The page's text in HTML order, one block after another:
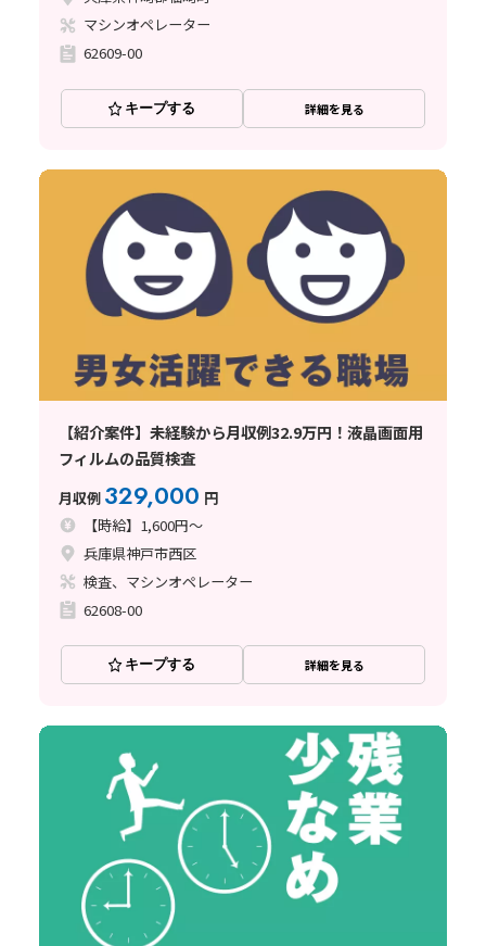
マシンオペレーター
62609-00
キープする 詳細を見る
【紹介案件】未経験から月収例32.9万円！液晶画面用
フィルムの品質検査
月収例 329,000 円
【時給】1,600円～
兵庫県神戸市西区
検査、マシンオペレーター
62608-00
キープする 詳細を見る